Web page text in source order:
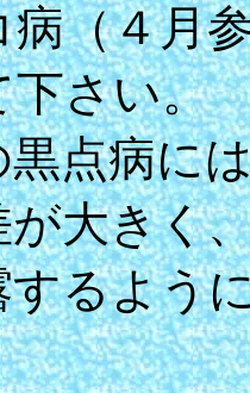
４月参
下さい。
病には
大きく
ように